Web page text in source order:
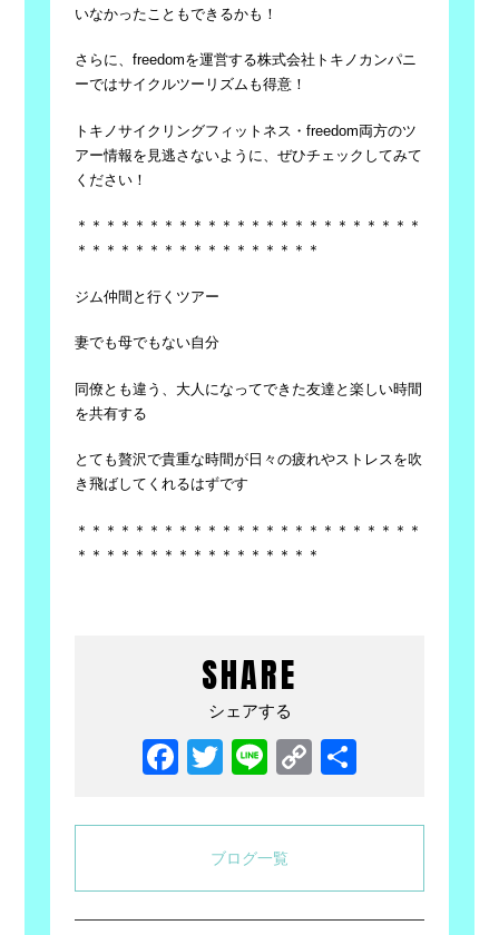
いなかったこともできるかも！
さらに、freedomを運営する株式会社トキノカンパニ
ーではサイクルツーリズムも得意！
トキノサイクリングフィットネス・freedom両方のツ
アー情報を見逃さないように、ぜひチェックしてみて
ください！
＊＊＊＊＊＊＊＊＊＊＊＊＊＊＊＊＊＊＊＊＊＊＊＊
＊＊＊＊＊＊＊＊＊＊＊＊＊＊＊＊＊
ジム仲間と行くツアー
妻でも母でもない自分
同僚とも違う、大人になってできた友達と楽しい時間
を共有する
とても贅沢で貴重な時間が日々の疲れやストレスを吹
き飛ばしてくれるはずです
＊＊＊＊＊＊＊＊＊＊＊＊＊＊＊＊＊＊＊＊＊＊＊＊
＊＊＊＊＊＊＊＊＊＊＊＊＊＊＊＊＊
SHARE
シェアする
Facebook
Twitter
LineCopy
ブログ一覧